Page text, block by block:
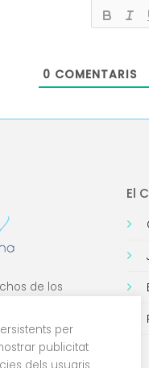
0 COMENTARIS
de los
El
per
publicitat